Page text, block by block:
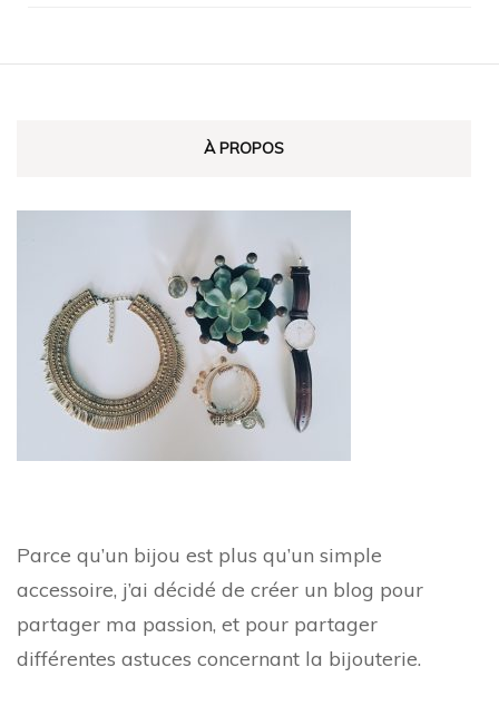
À PROPOS
Parce qu’un bijou est plus qu’un simple
accessoire, j’ai décidé de créer un blog pour
partager ma passion, et pour partager
différentes astuces concernant la bijouterie.